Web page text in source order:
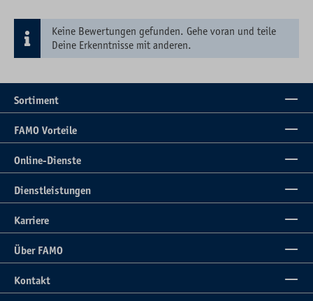
Keine Bewertungen gefunden. Gehe voran und teile
Deine Erkenntnisse mit anderen.
Sortiment
FAMO Vorteile
Online-Dienste
Dienstleistungen
Karriere
Über FAMO
Kontakt